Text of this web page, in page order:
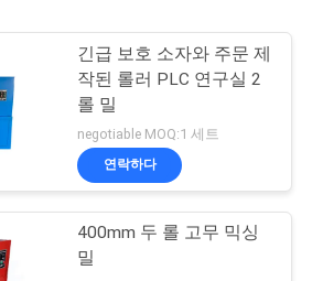
긴급 보호 소자와 주문 제
작된 롤러 PLC 연구실 2
롤 밀
negotiable MOQ:1 세트
연락하다
400mm 두 롤 고무 믹싱
밀